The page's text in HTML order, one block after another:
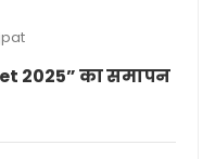
2025” का समापन